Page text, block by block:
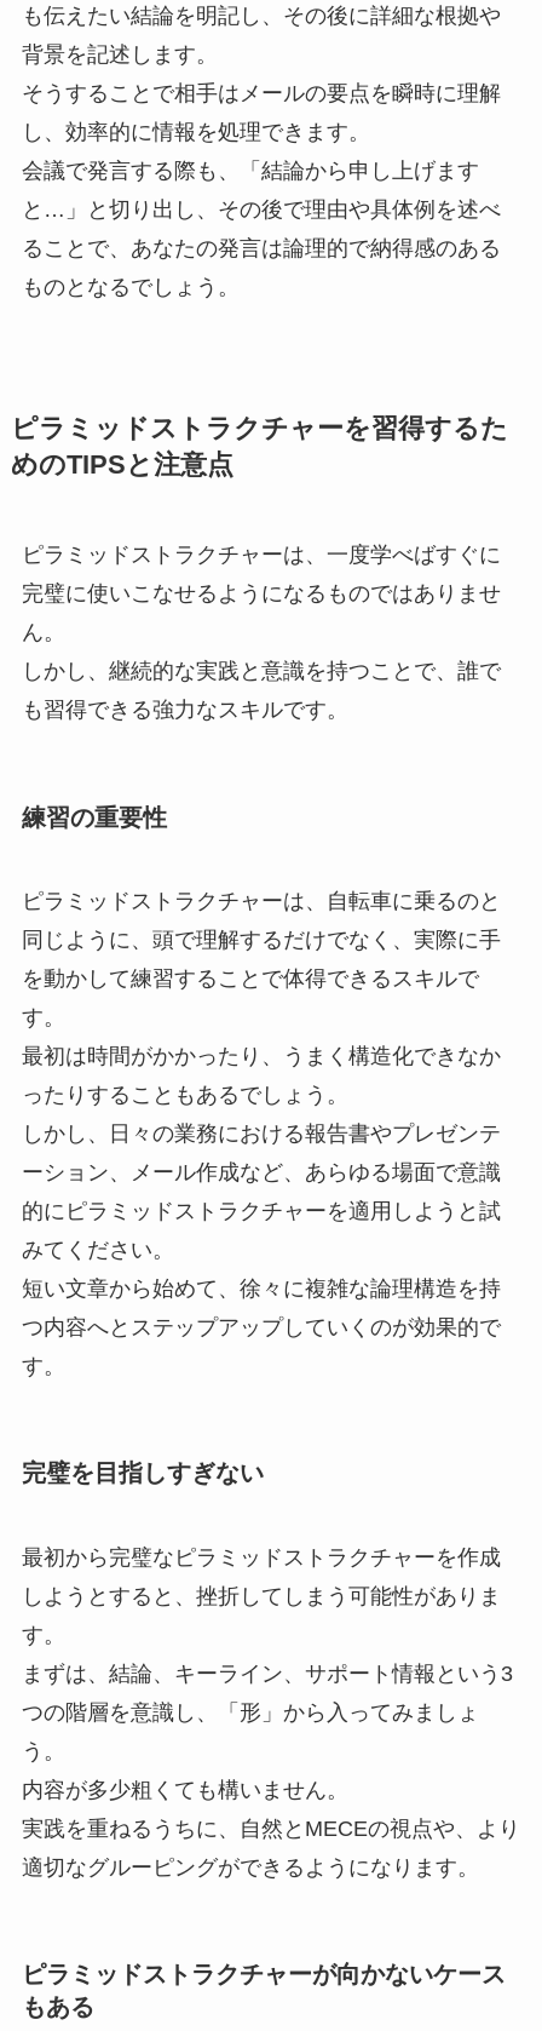
も伝えたい結論を明記し、その後に詳細な根拠や
背景を記述します。
そうすることで相手はメールの要点を瞬時に理解
し、効率的に情報を処理できます。
会議で発言する際も、「結論から申し上げます
と…」と切り出し、その後で理由や具体例を述べ
ることで、あなたの発言は論理的で納得感のある
ものとなるでしょう。
ピラミッドストラクチャーを習得するた
めのTIPSと注意点
ピラミッドストラクチャーは、一度学べばすぐに
完璧に使いこなせるようになるものではありませ
ん。
しかし、継続的な実践と意識を持つことで、誰で
も習得できる強力なスキルです。
練習の重要性
ピラミッドストラクチャーは、自転車に乗るのと
同じように、頭で理解するだけでなく、実際に手
を動かして練習することで体得できるスキルで
す。
最初は時間がかかったり、うまく構造化できなか
ったりすることもあるでしょう。
しかし、日々の業務における報告書やプレゼンテ
ーション、メール作成など、あらゆる場面で意識
的にピラミッドストラクチャーを適用しようと試
みてください。
短い文章から始めて、徐々に複雑な論理構造を持
つ内容へとステップアップしていくのが効果的で
す。
完璧を目指しすぎない
最初から完璧なピラミッドストラクチャーを作成
しようとすると、挫折してしまう可能性がありま
す。
まずは、結論、キーライン、サポート情報という3
つの階層を意識し、「形」から入ってみましょ
う。
内容が多少粗くても構いません。
実践を重ねるうちに、自然とMECEの視点や、より
適切なグルーピングができるようになります。
ピラミッドストラクチャーが向かないケース
もある